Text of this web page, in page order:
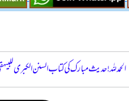
الحمدللہ! حدیث مبارک کی کتاب السنن الكبرى